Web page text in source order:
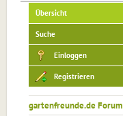
Übersicht
Suche
Einloggen
Registrieren
gartenfreunde.de Forum